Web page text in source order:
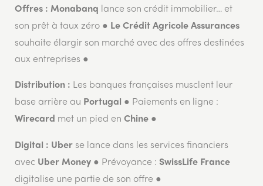
Offres : Monabanq
lance son crédit immobilier… et
son prêt à taux zéro ● Le Crédit Agricole Assurances
souhaite élargir son marché avec des offres destinées
aux entreprises ●
Distribution : Les banques françaises musclent leur
base arrière au Portugal ● Paiements en ligne :
Wirecard met un pied en Chine ●
Digital : Uber se lance dans les services financiers
avec Uber Money ● Prévoyance : SwissLife France
digitalise une partie de son offre ●